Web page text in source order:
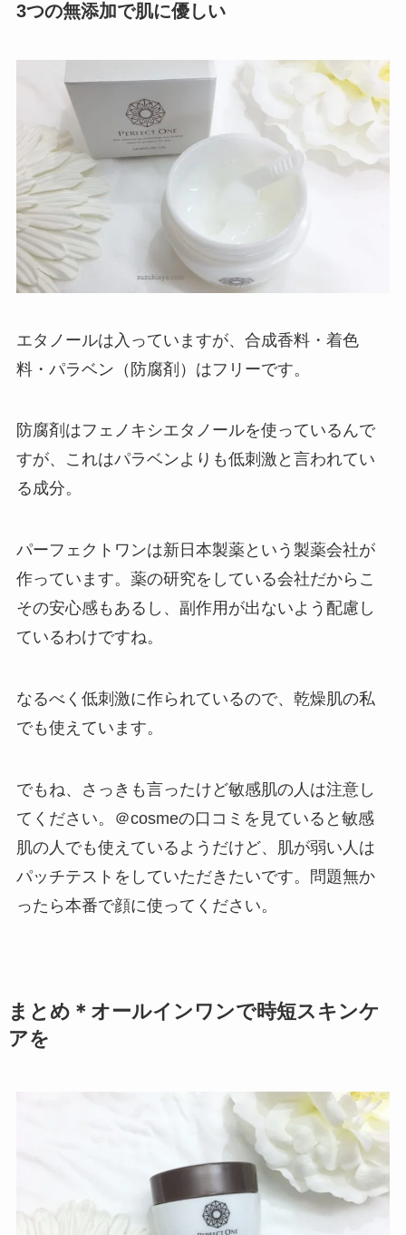
3つの無添加で肌に優しい
エタノールは入っていますが、合成香料・着色
料・パラベン（防腐剤）はフリーです。
防腐剤はフェノキシエタノールを使っているんで
すが、これはパラベンよりも低刺激と言われてい
る成分。
パーフェクトワンは新日本製薬という製薬会社が
作っています。薬の研究をしている会社だからこ
その安心感もあるし、副作用が出ないよう配慮し
ているわけですね。
なるべく低刺激に作られているので、乾燥肌の私
でも使えています。
でもね、さっきも言ったけど敏感肌の人は注意し
てください。＠cosmeの口コミを見ていると敏感
肌の人でも使えているようだけど、肌が弱い人は
パッチテストをしていただきたいです。問題無か
ったら本番で顔に使ってください。
まとめ＊オールインワンで時短スキンケ
アを